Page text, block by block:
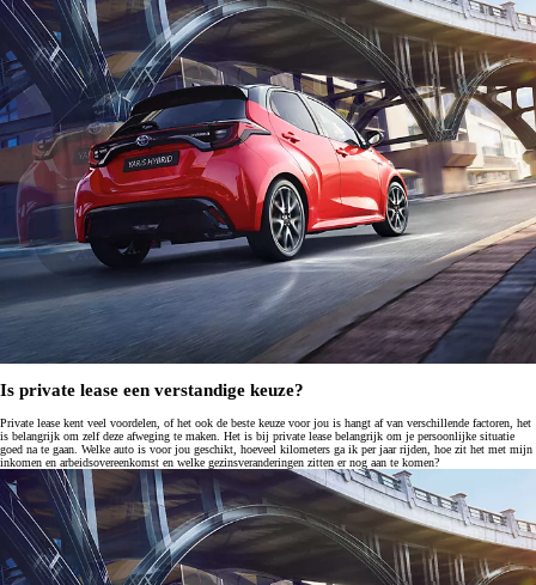
Is private lease een verstandige keuze?
Private lease kent veel voordelen, of het ook de beste keuze voor jou is hangt af van verschillende factoren, het
is belangrijk om zelf deze afweging te maken. Het is bij private lease belangrijk om je persoonlijke situatie
goed na te gaan. Welke auto is voor jou geschikt, hoeveel kilometers ga ik per jaar rijden, hoe zit het met mijn
inkomen en arbeidsovereenkomst en welke gezinsveranderingen zitten er nog aan te komen?